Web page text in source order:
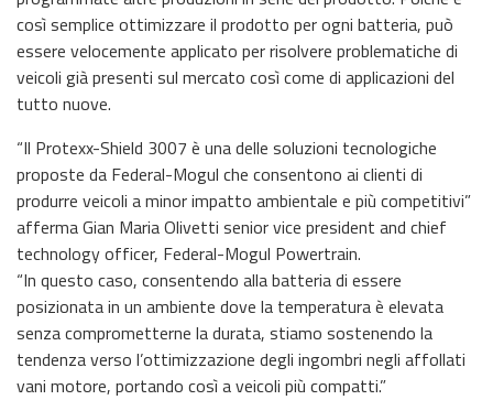
così semplice ottimizzare il prodotto per ogni batteria, può
essere velocemente applicato per risolvere problematiche di
veicoli già presenti sul mercato così come di applicazioni del
tutto nuove.
“Il Protexx-Shield 3007 è una delle soluzioni tecnologiche
proposte da Federal-Mogul che consentono ai clienti di
produrre veicoli a minor impatto ambientale e più competitivi”
afferma Gian Maria Olivetti senior vice president and chief
technology officer, Federal-Mogul Powertrain.
“In questo caso, consentendo alla batteria di essere
posizionata in un ambiente dove la temperatura è elevata
senza comprometterne la durata, stiamo sostenendo la
tendenza verso l’ottimizzazione degli ingombri negli affollati
vani motore, portando così a veicoli più compatti.”